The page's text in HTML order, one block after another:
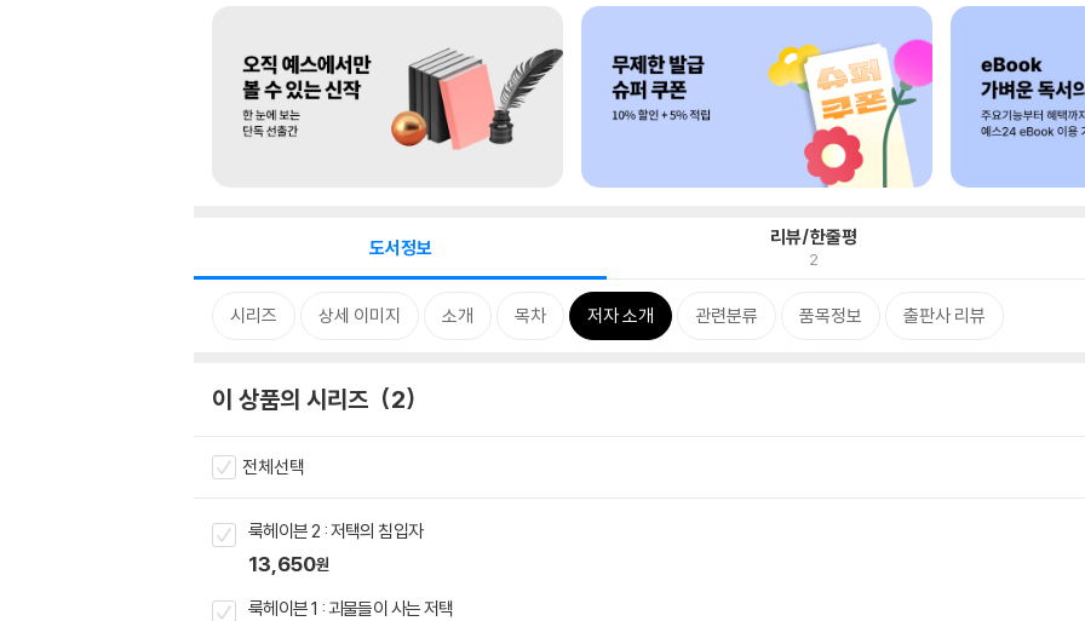
도서정보 리뷰/한줄평
2
시리즈 상세 이미지 소개 목차 저자 소개 관련분류 품목정보 출판사 리뷰
이 상품의 시리즈 2
전체선택
룩헤이븐 2 : 저택의 침입자
13,650원
룩헤이븐 1 : 괴물들이 사는 저택